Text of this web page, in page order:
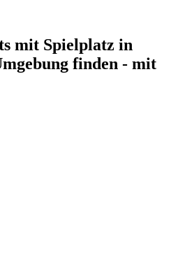
mit Spielplatz in
finden - mit